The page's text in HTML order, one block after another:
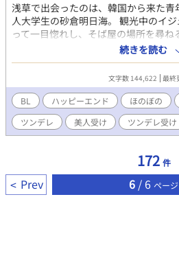
浅草で出会ったのは、韓国から来た
人大学生の砂倉明日海。 観光中のイ
って一目惚れし、そば屋の場所を尋ね
ャッターを切るたび、互いの距離は少
てイジュンが帰国するが、数ヶ月後
尋ねて行く。 言葉も国も違うふたり
しくて少し切ない、浅草からソウル
-------------- ハ・イジュン 24歳 砂倉
2025.12.31
続きを読む
文字数 144,622 最終
BL ハッピーエンド ほのぼの
ツンデレ
美人受け ツンデレ受け
172 件
Prev 6 / 6 ページ